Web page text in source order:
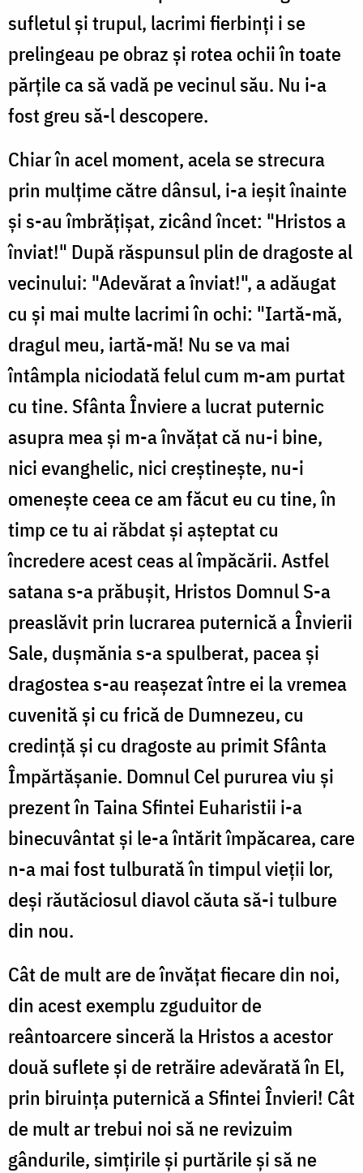
sufletul și trupul, lacrimi fierbinți i se
prelingeau pe obraz și rotea ochii în toate
părțile ca să vadă pe vecinul său. Nu i-a
fost greu să-l descopere.
Chiar în acel moment, acela se strecura
prin mulțime către dânsul, i-a ieșit înainte
și s-au îmbrățișat, zicând încet: "Hristos a
înviat!" După răspunsul plin de dragoste al
vecinului: "Adevărat a înviat!", a adăugat
cu și mai multe lacrimi în ochi: "Iartă-mă,
dragul meu, iartă-mă! Nu se va mai
întâmpla niciodată felul cum m-am purtat
cu tine. Sfânta Înviere a lucrat puternic
asupra mea și m-a învățat că nu-i bine,
nici evanghelic, nici creștinește, nu-i
omenește ceea ce am făcut eu cu tine, în
timp ce tu ai răbdat și așteptat cu
încredere acest ceas al împăcării. Astfel
satana s-a prăbușit, Hristos Domnul S-a
preaslăvit prin lucrarea puternică a Învierii
Sale, dușmănia s-a spulberat, pacea și
dragostea s-au reașezat între ei la vremea
cuvenită și cu frică de Dumnezeu, cu
credință și cu dragoste au primit Sfânta
Împărtășanie. Domnul Cel pururea viu și
prezent în Taina Sfintei Euharistii i-a
binecuvântat și le-a întărit împăcarea, care
n-a mai fost tulburată în timpul vieții lor,
deși răutăciosul diavol căuta să-i tulbure
din nou.
Cât de mult are de învățat fiecare din noi,
din acest exemplu zguduitor de
reântoarcere sinceră la Hristos a acestor
două suflete și de retrăire adevărată în El,
prin biruința puternică a Sfintei Învieri! Cât
de mult ar trebui noi să ne revizuim
gândurile, simțirile și purtările și să ne